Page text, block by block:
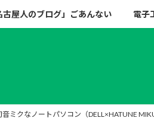
古屋人のブログ」ごあんない 電子
音ミクなノートパソコン（DELL×HATUNE